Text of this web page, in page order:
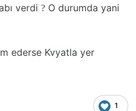
verdi ? O durumda yani
ederse Kvyatla yer
1